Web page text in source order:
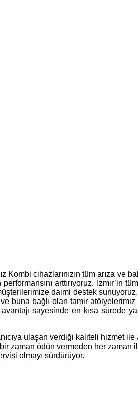
Kombi cihazlarınızın tüm arıza
arttırıyoruz.
daimi destek
buna bağlı olan tamir
sayesinde en kısa sürede
ulaşan verdiği kaliteli hizmet
zaman ödün vermeden her zaman
olmayı sürdürüyor.